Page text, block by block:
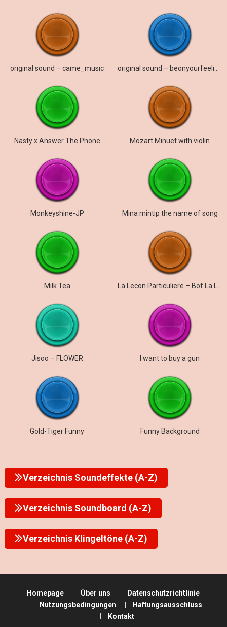
original sound – came_music
Nasty x Answer The Phone Mozart Minuet with violin
Monkeyshine-JP Mina mintip the name of song
Milk Tea
Jisoo – FLOWER I want to buy a gun
Gold-Tiger Funny Funny Background
Verzeichnis Soundeffekte (A-Z)
Verzeichnis Soundboard (A-Z)
Verzeichnis Klingeltöne (A-Z)
Homepage Über uns
Datenschutzrichtlinie
Nutzungsbedingungen
Haftungsausschluss
Kontakt